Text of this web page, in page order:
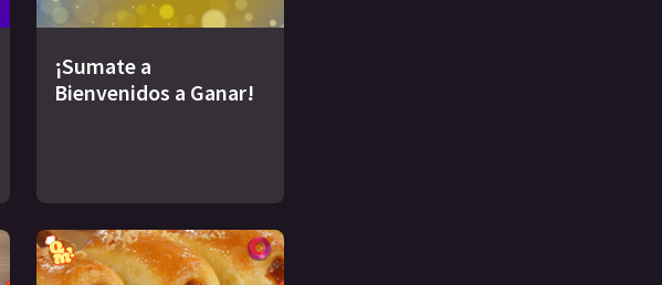
¡Sumate a
Bienvenidos a Ganar!